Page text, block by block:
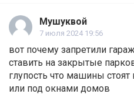
Мушуквой
7 июля 2024 19:56
вот почему запретили
ставить на закрытые
глупость что машины
или под окнами домов